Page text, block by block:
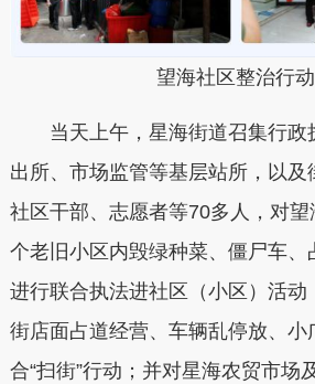
望海社区整治行动
当天上午，星海街道召集行政
出所、市场监管等基层站所，以及
社区干部、志愿者等70多人，对
个老旧小区内毁绿种菜、僵尸车、
进行联合执法进社区（小区）活动
街店面占道经营、车辆乱停放、小
合“扫街”行动；并对星海农贸市场